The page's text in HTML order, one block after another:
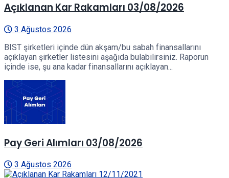
Açıklanan Kar Rakamları 03/08/2026
3 Ağustos 2026
BIST şirketleri içinde dün akşam/bu sabah finansallarını
açıklayan şirketler listesini aşağıda bulabilirsiniz. Raporun
içinde ise, şu ana kadar finansallarını açıklayan...
Pay Geri Alımları 03/08/2026
3 Ağustos 2026